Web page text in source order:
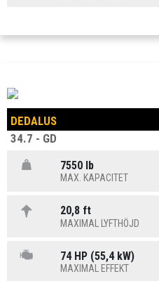
DEDALUS
34.7 - GD
7550 lb
MAX. KAPACITET
20,8 ft
MAXIMAL LYFTHÖJD
74 HP (55,4 kW)
MAXIMAL EFFEKT